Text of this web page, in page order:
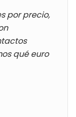
por precio,
qué euro